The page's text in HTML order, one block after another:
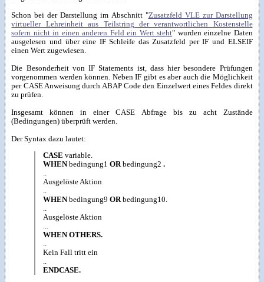
Schon bei der Darstellung im Abschnitt "Zusatzfeld VLE zur Darstellung
virtueller Lehreinheit aus Teilstring der verantwortlichen Kostenstelle
sofern nicht in einen anderen Feld ein Wert steht" wurden einzelne Daten
ausgelesen und über eine IF Schleife das Zusatzfeld per IF und ELSEIF
einen Wert zugewiesen.
Die Besonderheit von IF Statements ist, dass hier besondere Prüfungen
vorgenommen werden können. Neben IF gibt es aber auch die Möglichkeit
per CASE Anweisung durch ABAP Code den Einzelwert eines Feldes direkt
zu prüfen.
Insgesamt können in einer CASE Abfrage bis zu acht Zustände
(Bedingungen) überprüft werden.
Der Syntax dazu lautet:
CASE variable.
WHENbedingung1 ORbedingung2 .
..
Ausgelöste Aktion
..
WHENbedingung9 ORbedingung10.
..
Ausgelöste Aktion
...
WHEN OTHERS.
..
Kein Fall tritt ein
..
ENDCASE.